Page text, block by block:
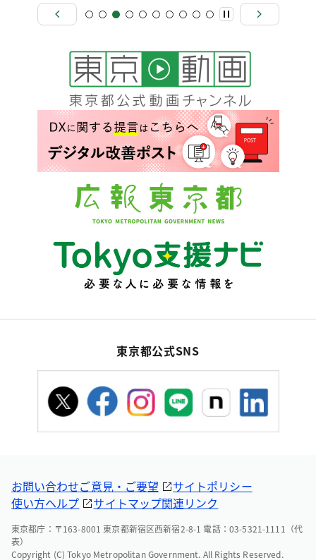
東京都公式SNS
お問い合わせご意見・ご要望
サイトポリシー
使い方ヘルプ
サイトマップ関連リンク
東京都庁：〒163-8001 東京都新宿区西新宿2-8-1 電話：03-5321-1111（代
表）
Copyright (C) Tokyo Metropolitan Government. All Rights Reserved.